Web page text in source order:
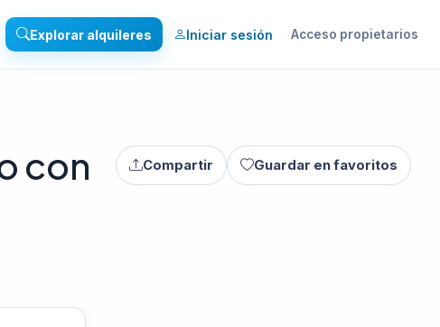
Explorar alquileres Iniciar sesión Acceso propietarios
con
Compartir Guardar en favoritos